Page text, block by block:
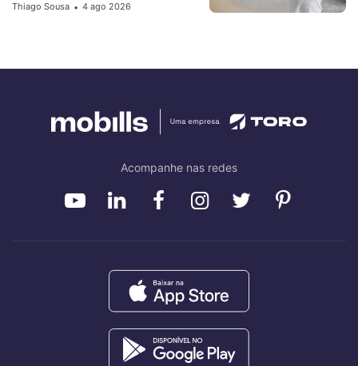
Thiago Sousa • 4 ago 2026
Acompanhe nas redes